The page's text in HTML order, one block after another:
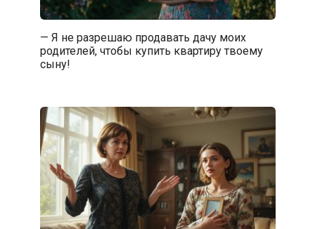
— Я не разрешаю продавать дачу моих
родителей, чтобы купить квартиру твоему
сыну!